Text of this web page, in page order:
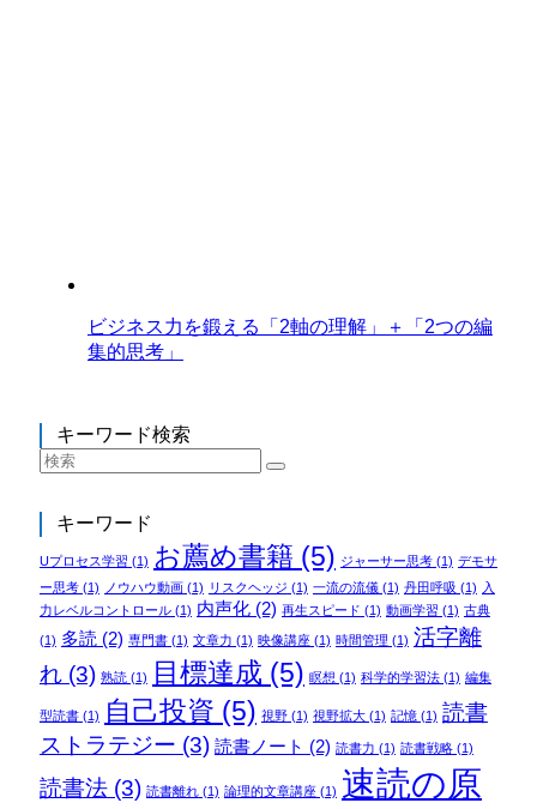
ビジネス力を鍛える「2軸の理解」＋「2つの編
集的思考」
キーワード検索
キーワード
Uプロセス学習 (1) お薦め書籍 (5) ジャーサー思考(1) デモサ
ー思考(1) ノウハウ動画(1) リスクヘッジ (1) 一流の流儀(1) 丹田呼吸 (1) 入
力レベルコントロール(1) 内声化(2) 再生スピード (1) 動画学習 (1) 古典
(1) 多読 (2) 専門書(1) 文章力 (1) 映像講座(1) 時間管理 (1) 活字離
れ(3) 熟読(1) 目標達成 (5) 瞑想 (1) 科学的学習法(1) 編集
型読書(1) 自己投資 (5) 視野(1) 視野拡大(1) 記憶(1) 読書
ストラテジー (3) 読書ノート (2) 読書力 (1) 読書戦略(1)
読書法(3) 読書離れ(1) 論理的文章講座(1) 速読の原